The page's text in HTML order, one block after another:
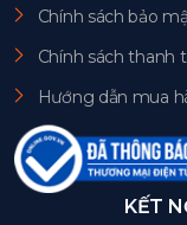
Chính sách bảo
Chính sách thanh
Hướng dẫn mua
KẾT